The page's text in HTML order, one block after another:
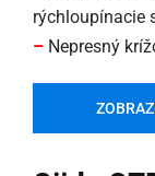
rýchloupínacie
– Nepresný